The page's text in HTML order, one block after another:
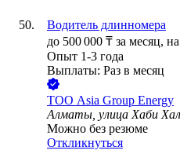
Водитель длинномера
до 500 000 ₸ за месяц,
Опыт 1-3 года
Выплаты: Раз в месяц
ТОО Asia Group Energy
Алматы, улица Хаби
Можно без резюме
Откликнуться